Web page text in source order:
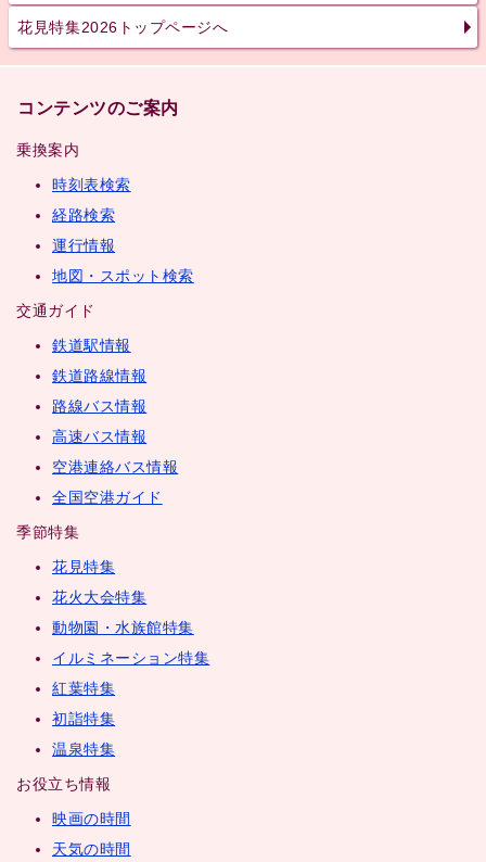
花見特集2026トップページへ
コンテンツのご案内
乗換案内
時刻表検索
経路検索
運行情報
地図・スポット検索
交通ガイド
鉄道駅情報
鉄道路線情報
路線バス情報
高速バス情報
空港連絡バス情報
全国空港ガイド
季節特集
花見特集
花火大会特集
動物園・水族館特集
イルミネーション特集
紅葉特集
初詣特集
温泉特集
お役立ち情報
映画の時間
天気の時間